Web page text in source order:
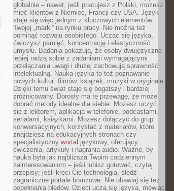
globalnie – nawet, jeśli pracujesz z Polski, możesz
mieć klientów z Niemiec, Francji czy USA. Język
staje się więc jednym z kluczowych elementów
Twojej „marki” na rynku pracy. Nie można też
pominąć rozwoju osobistego. Ucząc się języka,
ćwiczysz pamięć, koncentrację i elastyczność
umysłu. Badania pokazują, że osoby dwujęzyczne
lepiej radzą sobie z zadaniami wymagającymi
przełączania uwagi i dłużej zachowują sprawność
intelektualną. Nauka języka to też poznawanie
nowych kultur: filmów, książek, muzyki w oryginale.
Dzięki temu świat staje się bogatszy i bardziej
zróżnicowany. Dorosły ma tę przewagę, że może
dobrać metody idealne dla siebie. Możesz uczyć
się z lektorem, aplikacją w telefonie, podcastami,
serialami, książkami. Możesz dołączyć do grup
konwersacyjnych, korzystać z materiałów, które
znajdziesz na edukacyjnych stronach czy
specjalistyczny wortal językowy, oferujący
ćwiczenia, artykuły i nagrania audio. Ważne, by
nauka była jak najbliższa Twoim codziennym
zainteresowaniom – jeśli lubisz gotować, czytaj
przepisy; jeśli kręci Cię technologia, śledź
zagraniczne portale branżowe. Nie obawiaj się też
popełniania błędów. Dzieci uczą się języka, mówiąc